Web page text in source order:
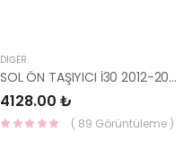
DIĞER
SOL ÖN TAŞIYICI İ30 2012-2016 51715-A6000 YS
4128.00 ₺
( 89 Görüntüleme )